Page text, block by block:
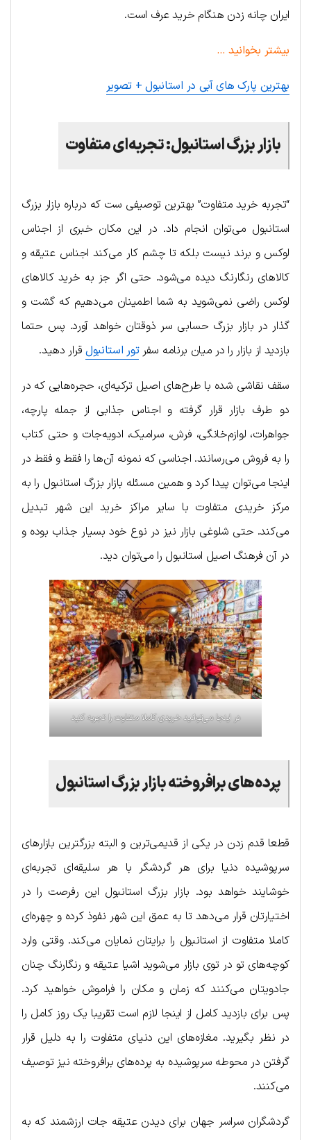
ایران چانه زدن هنگام خرید عرف است.
بیشتر بخوانید …
بهترین پارک های آبی در استانبول + تصویر
بازار بزرگ استانبول: تجربه‌ای متفاوت
“تجربه خرید متفاوت” بهترین توصیفی ست که درباره بازار بزرگ
استانبول می‌توان انجام داد. در این مکان خبری از اجناس
لوکس و برند نیست بلکه تا چشم کار می‌کند اجناس عتیقه و
کالاهای رنگارنگ دیده می‌شود. حتی اگر جز به خرید کالاهای
لوکس راضی نمی‌شوید به شما اطمینان می‌دهیم که گشت و
گذار در بازار بزرگ حسابی سر ذوقتان خواهد آورد. پس حتما
بازدید از بازار را در میان برنامه سفرتور استانبول قرار دهید.
سقف نقاشی شده با طرح‌های اصیل ترکیه‌ای، حجره‌هایی که در
دو طرف بازار قرار گرفته و اجناس جذابی از جمله پارچه،
جواهرات، لوازم‌خانگی، فرش، سرامیک، ادویه‌جات و حتی کتاب
را به فروش می‌رسانند. اجناسی که نمونه آن‌ها را فقط و فقط در
اینجا می‌توان پیدا کرد و همین مسئله بازار بزرگ استانبول را به
مرکز خریدی متفاوت با سایر مراکز خرید این شهر تبدیل
می‌‌کند. حتی شلوغی بازار نیز در نوع خود بسیار جذاب بوده و
در آن فرهنگ اصیل استانبول را می‌توان دید.
در اینجا می‌توانید خریدی کاملا متفاوت را تجربه کنید
پرده‌های برافروخته بازار بزرگ استانبول
قطعا قدم زدن در یکی از قدیمی‌ترین و البته بزرگترین بازارهای
سرپوشیده دنیا برای هر گردشگر با هر سلیقه‌ای تجربه‌ای
خوشایند خواهد بود. بازار بزرگ استانبول این رفرصت را در
اختیارتان قرار می‌دهد تا به عمق این شهر نفوذ کرده و چهره‌ای
کاملا متفاوت از استانبول را برایتان نمایان می‌کند. وقتی وارد
کوچه‌های تو در توی بازار می‌شوید اشیا عتیقه و رنگارنگ چنان
جادویتان می‌کنند که زمان و مکان را فراموش خواهید کرد.
پس برای بازدید کامل از اینجا لازم است تقریبا یک روز کامل را
در نظر بگیرید. مغازه‌های این دنیای متفاوت را به دلیل قرار
گرفتن در محوطه سرپوشیده به پرده‌های برافروخته نیز توصیف
می‌کنند.
گردشگران سراسر جهان برای دیدن عتیقه جات ارزشمند که به